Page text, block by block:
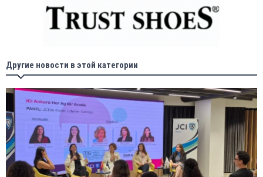
Другие новости в этой категории